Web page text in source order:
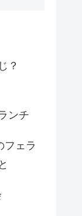
？
ンチ
フェラ